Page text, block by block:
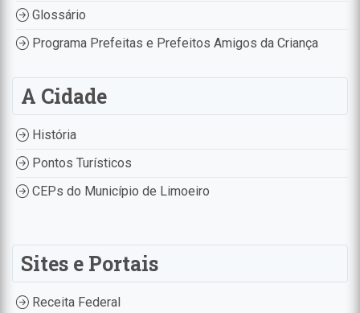
Glossário
Programa Prefeitas e Prefeitos Amigos da Criança
A Cidade
História
Pontos Turísticos
CEPs do Município de Limoeiro
Sites e Portais
Receita Federal